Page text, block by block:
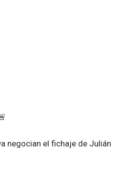
negocian el fichaje de Julián